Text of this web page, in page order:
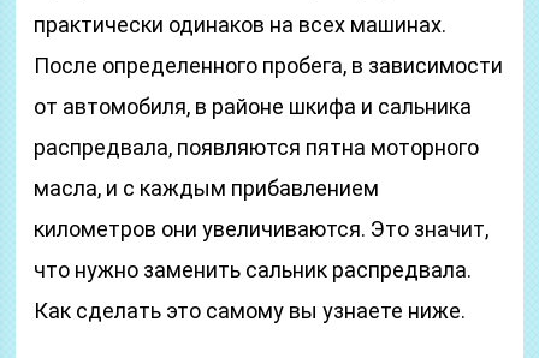
практически одинаков на всех машинах.
После определенного пробега, в зависимости
от автомобиля, в районе шкифа и сальника
распредвала, появляются пятна моторного
масла, и с каждым прибавлением
километров они увеличиваются. Это значит,
что нужно заменить сальник распредвала.
Как сделать это самому вы узнаете ниже.